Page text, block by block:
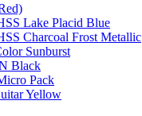
Lake Placid Blue
Charcoal Frost Metallic
Sunburst
Black
Pack
Yellow